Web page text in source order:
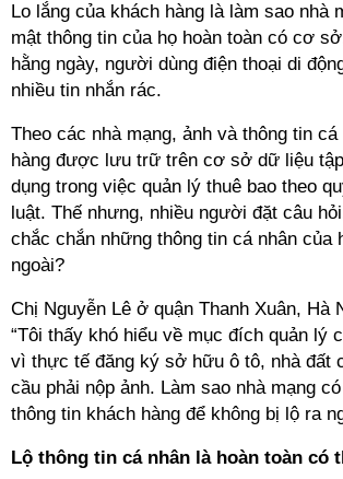
Lo lắng của khách hàng là làm sao nhà
mật thông tin của họ hoàn toàn có cơ
hằng ngày, người dùng điện thoại di
nhiều tin nhắn rác.
Theo các nhà mạng, ảnh và thông tin
hàng được lưu trữ trên cơ sở dữ liệu
dụng trong việc quản lý thuê bao theo
luật. Thế nhưng, nhiều người đặt câu
chắc chắn những thông tin cá nhân của
ngoài?
Chị Nguyễn Lê ở quận Thanh Xuân, Hà
“Tôi thấy khó hiểu về mục đích quản lý
vì thực tế đăng ký sở hữu ô tô, nhà đất
cầu phải nộp ảnh. Làm sao nhà mạng
thông tin khách hàng để không bị lộ ra
Lộ thông tin cá nhân là hoàn toàn có